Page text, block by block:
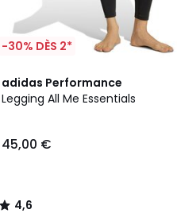
-30% DÈS 2*
adidas Performance
Legging All Me Essentials
45,00 €
4,6
/ 5
4,6
/